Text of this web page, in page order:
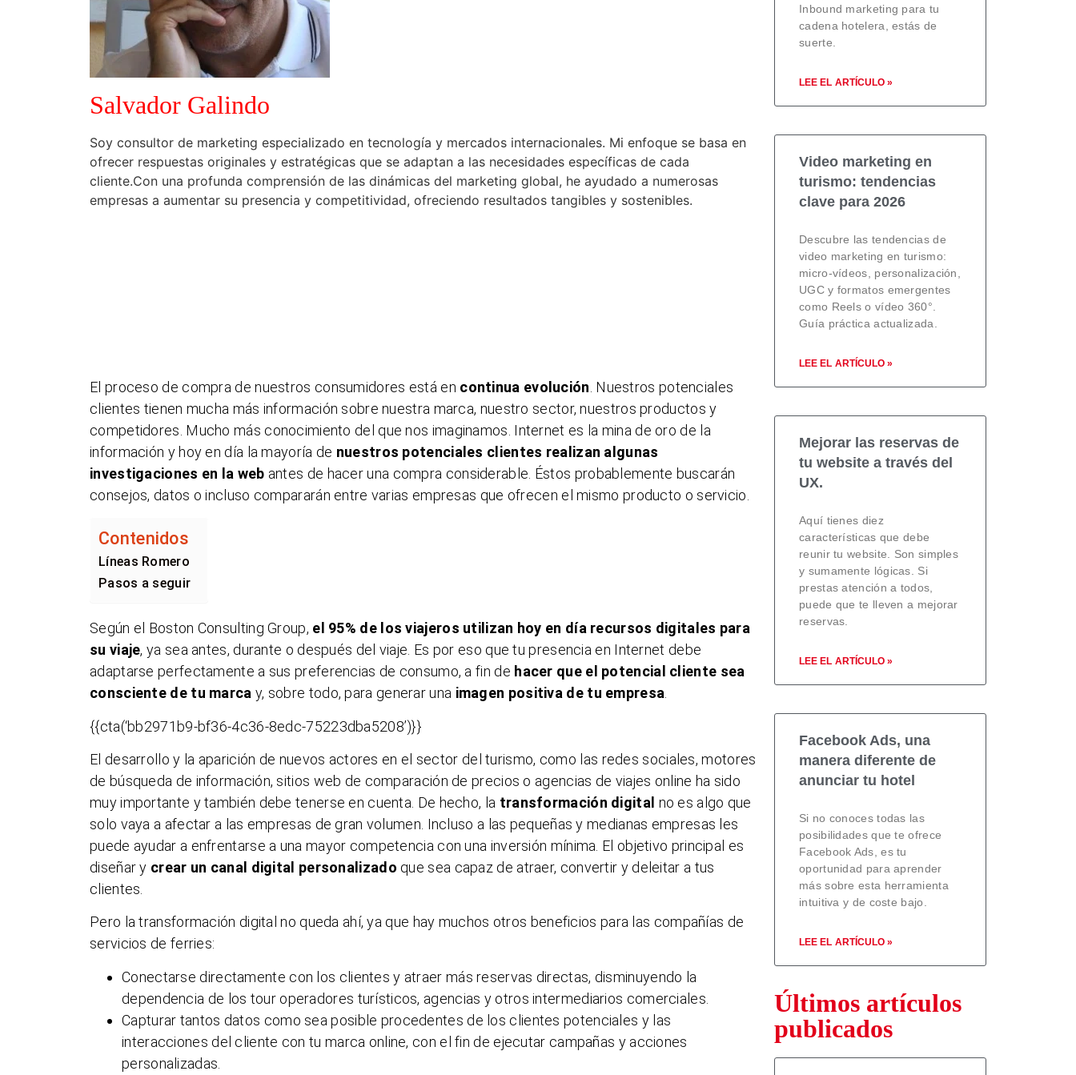
Salvador Galindo
Soy consultor de marketing especializado en tecnología y mercados internacionales. Mi enfoque se basa en
ofrecer respuestas originales y estratégicas que se adaptan a las necesidades específicas de cada
cliente.Con una profunda comprensión de las dinámicas del marketing global, he ayudado a numerosas
empresas a aumentar su presencia y competitividad, ofreciendo resultados tangibles y sostenibles.
El proceso de compra de nuestros consumidores está en continua evolución . Nuestros potenciales
clientes tienen mucha más información sobre nuestra marca, nuestro sector, nuestros productos y
competidores. Mucho más conocimiento del que nos imaginamos. Internet es la mina de oro de la
información y hoy en día la mayoría de nuestros potenciales clientes realizan algunas
investigaciones en la web antes de hacer una compra considerable. Éstos probablemente buscarán
consejos, datos o incluso compararán entre varias empresas que ofrecen el mismo producto o servicio.
Contenidos
Líneas Romero
Pasos a seguir
Según el Boston Consulting Group, el 95% de los viajeros utilizan hoy en día recursos digitales para
su viaje, ya sea antes, durante o después del viaje. Es por eso que tu presencia en Internet debe
adaptarse perfectamente a sus preferencias de consumo, a fin de hacer que el potencial cliente sea
consciente de tu marca y, sobre todo, para generar una imagen positiva de tu empresa
{{cta(‘bb2971b9-bf36-4c36-8edc-75223dba5208’)}}
El desarrollo y la aparición de nuevos actores en el sector del turismo, como las redes sociales, motores
de búsqueda de información, sitios web de comparación de precios o agencias de viajes online ha sido
muy importante y también debe tenerse en cuenta. De hecho, la transformación digital no es algo que
solo vaya a afectar a las empresas de gran volumen. Incluso a las pequeñas y medianas empresas les
puede ayudar a enfrentarse a una mayor competencia con una inversión mínima. El objetivo principal es
diseñar y crear un canal digital personalizado que sea capaz de atraer, convertir y deleitar a tus
clientes.
Pero la transformación digital no queda ahí, ya que hay muchos otros beneficios para las compañías de
servicios de ferries:
Conectarse directamente con los clientes y atraer más reservas directas, disminuyendo la
dependencia de los tour operadores turísticos, agencias y otros intermediarios comerciales.
Capturar tantos datos como sea posible procedentes de los clientes potenciales y las
interacciones del cliente con tu marca online, con el fin de ejecutar campañas y acciones
personalizadas.
Inbound marketing para tu
cadena hotelera, estás de
suerte.
LEE EL ARTÍCULO »
Video marketing en
turismo: tendencias
clave para 2026
Descubre las tendencias de
video marketing en turismo:
micro-vídeos, personalización,
UGC y formatos emergentes
como Reels o vídeo 360°.
Guía práctica actualizada.
LEE EL ARTÍCULO »
Mejorar las reservas de
tu website a través del
UX.
Aquí tienes diez
características que debe
reunir tu website. Son simples
y sumamente lógicas. Si
prestas atención a todos,
puede que te lleven a mejorar
reservas.
LEE EL ARTÍCULO »
Facebook Ads, una
manera diferente de
anunciar tu hotel
Si no conoces todas las
posibilidades que te ofrece
Facebook Ads, es tu
oportunidad para aprender
más sobre esta herramienta
intuitiva y de coste bajo.
LEE EL ARTÍCULO »
Últimos artículos
publicados